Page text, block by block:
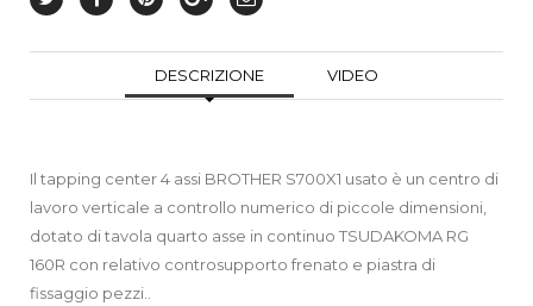
DESCRIZIONE VIDEO
Il tapping center 4 assi BROTHER S700X1 usato è un centro di
lavoro verticale a controllo numerico di piccole dimensioni,
dotato di tavola quarto asse in continuo TSUDAKOMA RG
160R con relativo controsupporto frenato e piastra di
fissaggio pezzi..